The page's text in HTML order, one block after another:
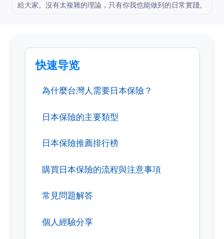
給大家。沒有太複雜的理論，只有你我也能做到的日常實踐。
快速导览
為什麼台灣人需要日本保險？
日本保險的主要類型
日本保險推薦排行榜
購買日本保險的流程與注意事項
常見問題解答
個人經驗分享